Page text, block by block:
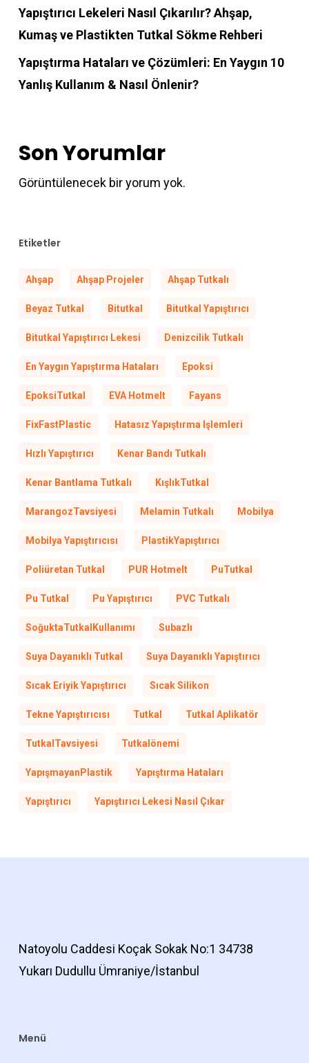
Yapıştırıcı Lekeleri Nasıl Çıkarılır? Ahşap,
Kumaş ve Plastikten Tutkal Sökme Rehberi
Yapıştırma Hataları ve Çözümleri: En Yaygın 10
Yanlış Kullanım & Nasıl Önlenir?
Son Yorumlar
Görüntülenecek bir yorum yok.
Etiketler
Ahşap Ahşap Projeler Ahşap Tutkalı
Beyaz Tutkal Bitutkal Bitutkal Yapıştırıcı
Bitutkal Yapıştırıcı Lekesi Denizcilik Tutkalı
En Yaygın Yapıştırma Hataları Epoksi
EpoksiTutkal EVA Hotmelt Fayans
FixFastPlastic Hatasız Yapıştırma Işlemleri
Hızlı Yapıştırıcı Kenar Bandı Tutkalı
Kenar Bantlama Tutkalı KışlıkTutkal
MarangozTavsiyesi Melamin Tutkalı Mobilya
Mobilya Yapıştırıcısı PlastikYapıştırıcı
Poliüretan Tutkal PUR Hotmelt PuTutkal
Pu Tutkal Pu Yapıştırıcı PVC Tutkalı
SoğuktaTutkalKullanımı Subazlı
Suya Dayanıklı Tutkal Suya Dayanıklı Yapıştırıcı
Sıcak Eriyik Yapıştırıcı Sıcak Silikon
Tekne Yapıştırıcısı Tutkal Tutkal Aplikatör
TutkalTavsiyesi Tutkalönemi
YapışmayanPlastik Yapıştırma Hataları
Yapıştırıcı Yapıştırıcı Lekesi Nasıl Çıkar
Natoyolu Caddesi Koçak Sokak No:1 34738
Yukarı Dudullu Ümraniye/İstanbul
Menü